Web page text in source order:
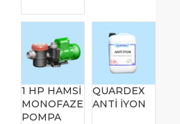
1 HP HAMSİ
MONOFAZE
POMPA
QUARDEX
ANTİ İYON